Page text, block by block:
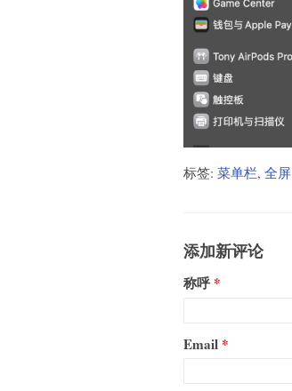
标签: 菜单栏, 全屏
添加新评论
称呼
Email